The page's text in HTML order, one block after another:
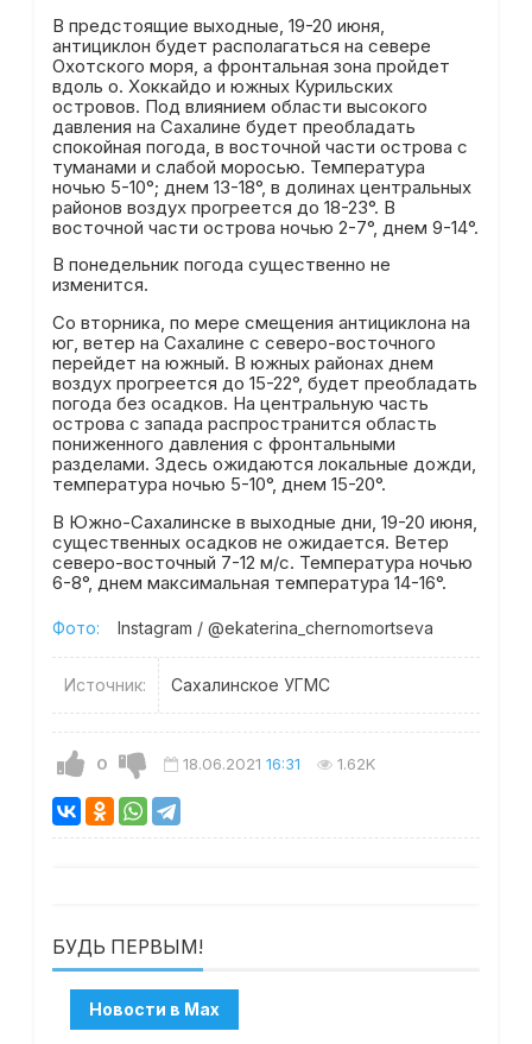
В предстоящие выходные, 19-20 июня,
антициклон будет располагаться на севере
Охотского моря, а фронтальная зона пройдет
вдоль о. Хоккайдо и южных Курильских
островов. Под влиянием области высокого
давления на Сахалине будет преобладать
спокойная погода, в восточной части острова с
туманами и слабой моросью. Температура
ночью 5-10°; днем 13-18°, в долинах центральных
районов воздух прогреется до 18-23°. В
восточной части острова ночью 2-7°, днем 9-14°.
В понедельник погода существенно не
изменится.
Со вторника, по мере смещения антициклона на
юг, ветер на Сахалине с северо-восточного
перейдет на южный. В южных районах днем
воздух прогреется до 15-22°, будет преобладать
погода без осадков. На центральную часть
острова с запада распространится область
пониженного давления с фронтальными
разделами. Здесь ожидаются локальные дожди,
температура ночью 5-10°, днем 15-20°.
В Южно-Сахалинске в выходные дни, 19-20 июня,
существенных осадков не ожидается. Ветер
северо-восточный 7-12 м/с. Температура ночью
6-8°, днем максимальная температура 14-16°.
Фото: Instagram / @ekaterina_chernomortseva
Источник: Сахалинское УГМС
0 18.06.2021 16:31 1.62K
БУДЬ ПЕРВЫМ!